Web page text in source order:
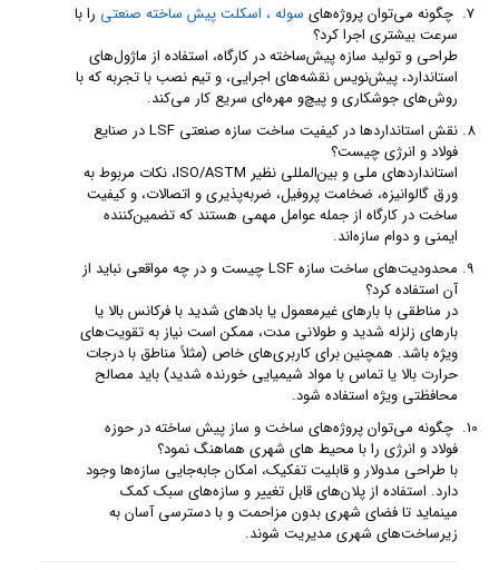
چگونه می‌توان پروژه‌های سوله ، اسکلت پیش ساخته صنعتی را با
سرعت بیشتری اجرا کرد؟
طراحی و تولید سازه پیش‌ساخته در کارگاه، استفاده از ماژول‌های
استاندارد، پیش‌نویس نقشه‌های اجرایی، و تیم نصب با تجربه که با
روش‌های جوشکاری و پیچ‌و مهره‌ای سریع کار می‌کند.
نقش استانداردها در کیفیت ساخت سازه صنعتی LSF در صنایع
فولاد و انرژی چیست؟
استانداردهای ملی و بین‌المللی نظیر ISO/ASTM، نکات مربوط به
ورق گالوانیزه، ضخامت پروفیل، ضربه‌پذیری و اتصالات، و کیفیت
ساخت در کارگاه از جمله عوامل مهمی هستند که تضمین‌کننده
ایمنی و دوام سازه‌اند.
محدودیت‌های ساخت سازه LSF چیست و در چه مواقعی نباید از
آن استفاده کرد؟
در مناطقی با بارهای غیرمعمول یا بادهای شدید با فرکانس بالا یا
بارهای زلزله شدید و طولانی مدت، ممکن است نیاز به تقویت‌های
ویژه باشد. همچنین برای کاربری‌های خاص (مثلاً مناطق با درجات
حرارت بالا یا تماس با مواد شیمیایی خورنده شدید) باید مصالح
محافظتی ویژه استفاده شود.
چگونه می‌توان پروژه‌های ساخت‌ و ساز پیش ساخته در حوزه
فولاد و انرژی را با محیط‌ های شهری هماهنگ نمود؟
با طراحی مدولار و قابلیت تفکیک، امکان جابه‌جایی سازه‌ها وجود
دارد. استفاده از پلان‌های قابل تغییر و سازه‌های سبک کمک
مینماید تا فضای شهری بدون مزاحمت و با دسترسی آسان به
زیرساخت‌های شهری مدیریت شوند.